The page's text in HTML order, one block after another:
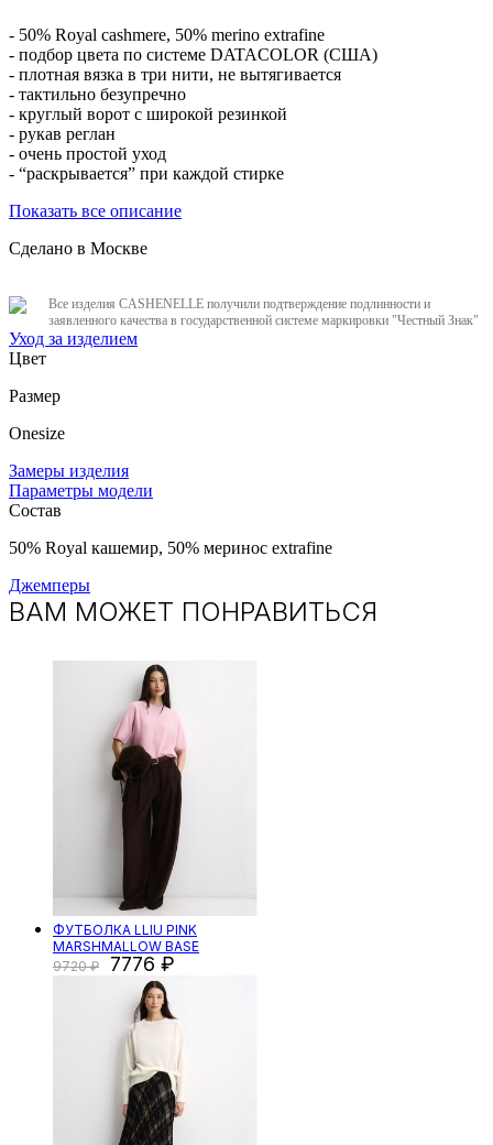
- 50% Royal cashmere, 50% merino extrafine
- подбор цвета по системе DATACOLOR (США)
- плотная вязка в три нити, не вытягивается
- тактильно безупречно
- круглый ворот с широкой резинкой
- рукав реглан
- очень простой уход
- “раскрывается” при каждой стирке
Показать все описание
Сделано в Москве
Все изделия CASHENELLE получили подтверждение подлинности и
заявленного качества в государственной системе маркировки "Честный Знак"
Уход за изделием
Цвет
Размер
Onesize
Замеры изделия
Параметры модели
Состав
50% Royal кашемир, 50% меринос extrafine
Джемперы
ВАМ МОЖЕТ ПОНРАВИТЬСЯ
ФУТБОЛКА LLIU PINK
MARSHMALLOW BASE
9720
7776